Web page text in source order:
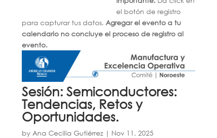
el botón de registro
para capturar tus datos. Agregar el evento a tu
calendario no concluye el proceso de registro al
evento.
Sesión: Semiconductores:
Tendencias, Retos y
Oportunidades.
by Ana Cecilia Gutiérrez| Nov 11, 2025